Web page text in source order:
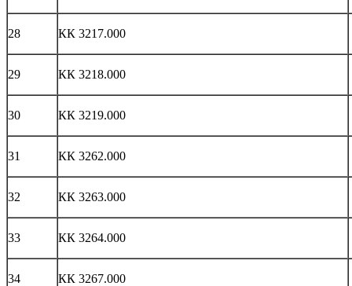
28 КК 3217.000
29 КК 3218.000
30 КК 3219.000
31 КК 3262.000
32 КК 3263.000
33 КК 3264.000
34 КК 3267.000